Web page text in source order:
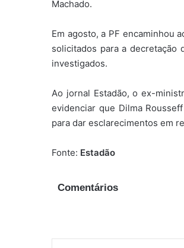
Machado.
Em agosto, a PF encaminhou
solicitados para a decretação
investigados.
Ao jornal Estadão, o ex-
evidenciar que Dilma
para dar esclarecimentos em
Fonte: Estadão
Comentários